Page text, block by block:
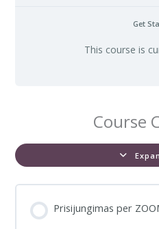
Get
This course is
Course
Prisijungimas per